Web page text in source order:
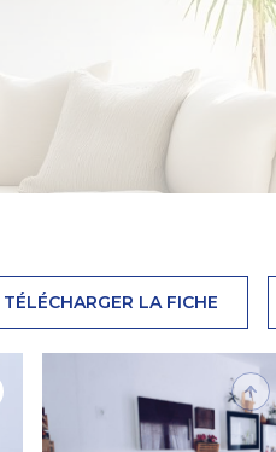
TÉLÉCHARGER LA FICHE